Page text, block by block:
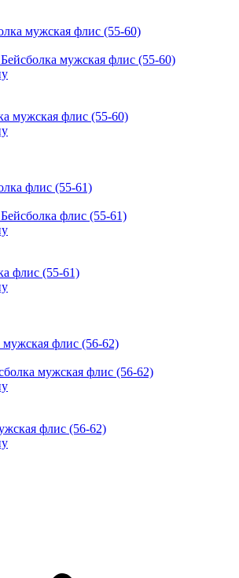
мужская флис (55-60)
мужская флис (55-60)
флис (55-61)
флис (55-61)
мужская флис (56-62)
флис (56-62)